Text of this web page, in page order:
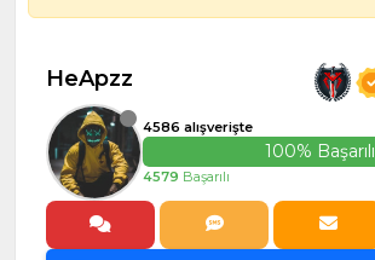
HeApzz
4586 alışverişte
100% Başarılı
4579 Başarılı